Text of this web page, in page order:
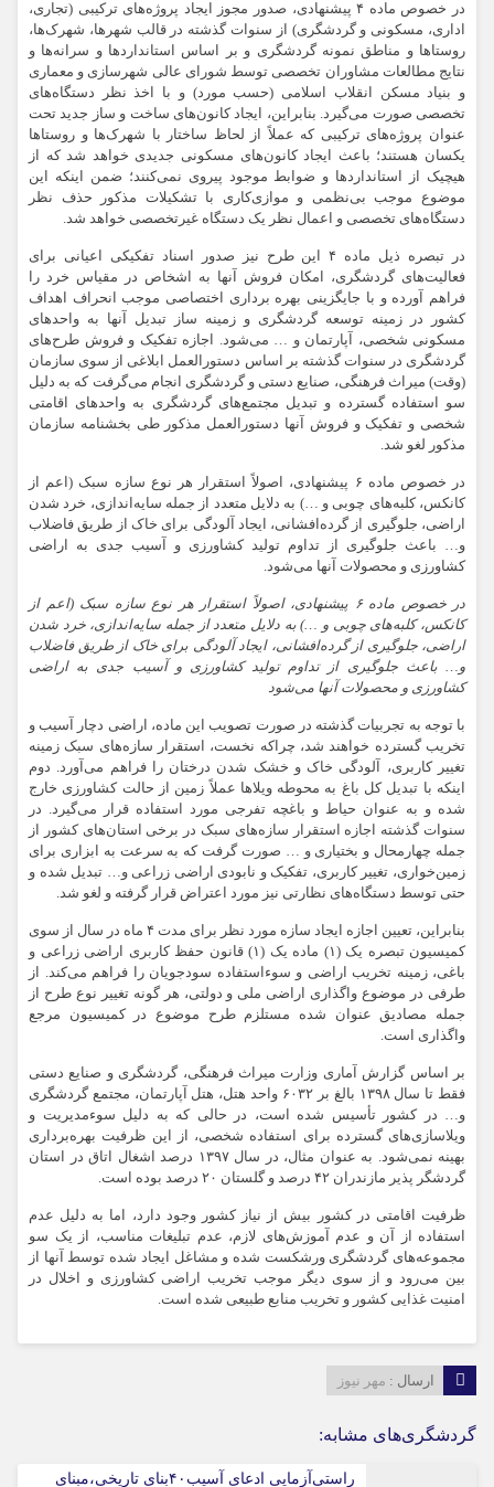
در خصوص
ماده ۴ پیشنهادی، صدور مجوز ایجاد پروژه‌های ترکیبی (تجاری،
اداری، مسکونی و گردشگری) از سنوات گذشته در قالب شهرها، شهرک‌ها،
روستاها و مناطق نمونه گردشگری و بر اساس استانداردها و سرانه‌ها و
نتایج مطالعات مشاوران تخصصی توسط شورای عالی شهرسازی و معماری
و بنیاد مسکن انقلاب اسلامی (حسب مورد) و با اخذ نظر دستگاه‌های
تخصصی صورت می‌گیرد. بنابراین، ایجاد کانون‌های ساخت و ساز
جدید تحت
عنوان پروژه‌های ترکیبی که عملاً از لحاظ ساختار با شهرک‌ها و روستاها
یکسان هستند؛ باعث ایجاد کانون‌های مسکونی جدیدی خواهد شد که از
هیچیک از استانداردها و ضوابط موجود پیروی نمی‌کنند؛ ضمن اینکه این
موضوع موجب بی‌نظمی و موازی‌کاری با تشکیلات مذکور حذف نظر
دستگاه‌های تخصصی و اعمال نظر یک دستگاه غیرتخصصی خواهد شد.
در تبصره ذیل ماده ۴ این طرح نیز صدور اسناد تفکیکی اعیانی برای
فعالیت‌های گردشگری، امکان فروش آنها به اشخاص در مقیاس خرد را
فراهم آورده و با جایگزینی بهره برداری اختصاصی موجب انحراف اهداف
کشور در زمینه توسعه گردشگری و زمینه ساز تبدیل آنها به واحدهای
مسکونی شخصی، آپارتمان و … می‌شود. اجازهتفکیک و فروش طرح‌های
گردشگری در سنوات گذشته بر اساس دستورالعمل ابلاغی از سوی سازمان
(وقت) میراث فرهنگی، صنایع دستی و گردشگری انجام می‌گرفت که به دلیل
سو استفاده گسترده و تبدیل مجتمع‌های گردشگری به واحدهای اقامتی
شخصی و تفکیک و فروش آنها دستورالعمل مذکور طی بخشنامه سازمان
مذکور لغو شد.
در خصوص
ماده ۶ پیشنهادی، اصولاً استقرار هر نوع سازه سبک (اعم از
کانکس، کلبه‌های چوبی و …) به دلایل متعدد از جمله سایه‌اندازی، خرد شدن
اراضی، جلوگیری از گرده‌افشانی، ایجاد آلودگی برای خاک از طریق فاضلاب
و… باعث جلوگیری از تداوم تولید کشاورزی و آسیب جدی به اراضی
کشاورزی و محصولات آنها می‌شود.
در خصوص
ماده ۶ پیشنهادی، اصولاً استقرار هر نوع سازه سبک (اعم از
کانکس، کلبه‌های چوبی و …) به دلایل متعدد از جمله سایه‌اندازی، خرد شدن
اراضی، جلوگیری از گرده‌افشانی، ایجاد آلودگی برای خاک از طریق فاضلاب
و… باعث جلوگیری از تداوم تولید کشاورزی و آسیب جدی به اراضی
کشاورزی و محصولات آنها می‌شود
باتوجه به تجربیات گذشته در صورت تصویب این ماده، اراضی دچار آسیب و
تخریب گسترده خواهند شد، چراکه نخست، استقرار سازه‌های سبک زمینه
تغییر کاربری، آلودگی خاک و خشک شدن درختان را فراهم می‌آورد. دوم
اینکه با تبدیل کل باغ به محوطه ویلاها عملاً زمین از حالت کشاورزی خارج
شده و به عنوان حیاط و باغچه تفرجی مورد استفاده قرار می‌گیرد. در
سنوات گذشته اجازه استقرار سازه‌های سبک در برخی استان‌های کشور از
جمله چهارمحال و بختیاری و … صورت گرفت که به سرعت به ابزاری برای
زمین‌خواری، تغییر کاربری، تفکیک و نابودی اراضی زراعی و… تبدیل شده و
حتی توسط دستگاه‌های نظارتی نیز مورد اعتراض قرار گرفته و لغو شد.
بنابراین، تعیین اجازه ایجاد سازه مورد نظر برای مدت ۴ ماه در سال از سوی
کمیسیون تبصره یک (۱) ماده یک (۱) قانون حفظ کاربری اراضی زراعی و
باغی، زمینه تخریب اراضی و سوءاستفاده سودجویان را فراهم می‌کند. از
طرفی در موضوع واگذاری اراضی ملی و دولتی، هر گونه تغییر نوع طرح از
جمله مصادیق عنوان شده مستلزم طرح موضوع در کمیسیون مرجع
واگذاری است.
بر اساس گزارش آماری وزارت میراث فرهنگی، گردشگری و صنایع دستی
فقط تا سال ۱۳۹۸ بالغ بر
واحد هتل، هتل آپارتمان، مجتمع گردشگری
و… در کشور تأسیس شده است، در حالی که به دلیل سوءمدیریت و
ویلاسازی‌های گسترده برای استفاده شخصی، از این ظرفیت بهره‌برداری
بهینه نمی‌شود. به عنوان مثال، در سال ۱۳۹۷ درصد
اشغال
اتاق در استان
گردشگر پذیر مازندران ۴۲ درصد و گلستان ۲۰ درصد بوده است.
ظرفیت اقامتی در کشور بیش از نیاز کشور وجود دارد، اما به دلیل عدم
استفاده از آن و عدم آموزش‌های لازم، عدم تبلیغات مناسب، از یک سو
مجموعه‌های گردشگری ورشکست شده و مشاغل
ایجاد شده توسط آنها از
بین می‌رود و از سوی دیگر موجب تخریب اراضی کشاورزی و اخلال در
امنیت غذایی کشور و تخریب منابع طبیعی شده است.
ارسال : مهر نیوز
گردشگری‌های مشابه:
راستی‌آزمایی ادعای آسیب۴۰بنای تاریخی،مبنای